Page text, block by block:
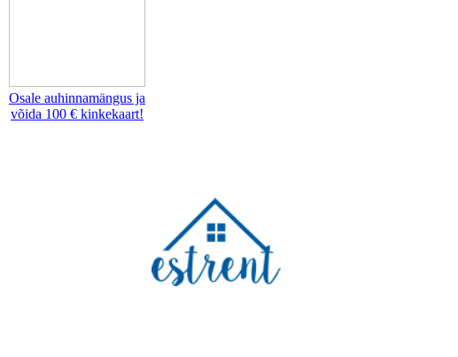
Osale auhinnamängus ja
võida 100 € kinkekaart!